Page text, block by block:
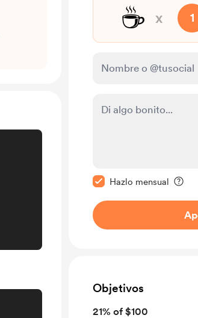
☕ x 1
Hazlo mensual
Objetivos
21% of $100